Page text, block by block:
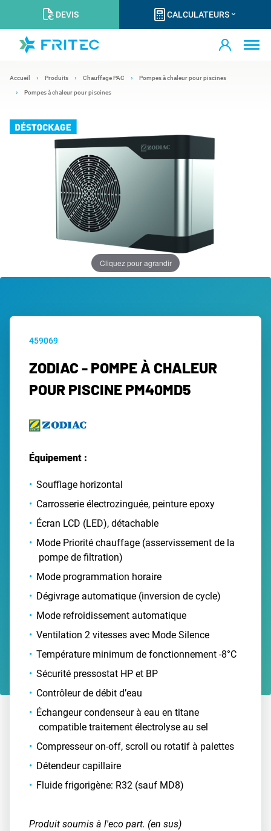
DEVIS CALCULATEURS
Accueil Produits Chauffage PAC Pompes à chaleur pour piscines
Pompes à chaleur pour piscines
Cliquez pour agrandir
459069
ZODIAC - POMPE À CHALEUR
POUR PISCINE PM40MD5
Équipement :
Soufflage horizontal
Carrosserie électrozinguée, peinture epoxy
Écran LCD (LED), détachable
Mode Priorité chauffage (asservissement de la
pompe de filtration)
Mode programmation horaire
Dégivrage automatique (inversion de cycle)
Mode refroidissement automatique
Ventilation 2 vitesses avec Mode Silence
Température minimum de fonctionnement -8°C
Sécurité pressostat HP et BP
Contrôleur de débit d’eau
Échangeur condenseur à eau en titane
compatible traitement électrolyse au sel
Compresseur on-off, scroll ou rotatif à palettes
Détendeur capillaire
Fluide frigorigène: R32 (sauf MD8)
Produit soumis à l'eco part. (en sus)